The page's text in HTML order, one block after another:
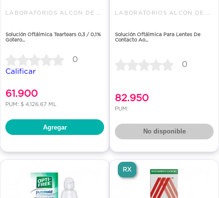
Solución Oftálmica Teartears 0,3 / 0,1%
Gotero...
0
Calificar
61.900
PUM: $ 4,126.67 ML
Agregar
Solución Oftálmica Para Lentes De
Contacto Ao...
0
82.950
PUM:
No disponible
RX